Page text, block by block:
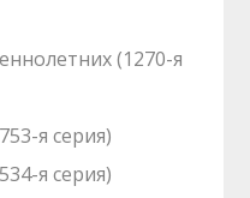
(1270-я
я серия)
я серия)